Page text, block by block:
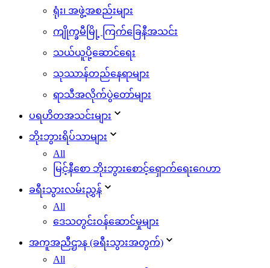
ရုံး၊ အဖွဲ့အစည်းများ
ကျိုက္ခမီမြို့ ကြက်ခြေနီအသင်း
သယ်ယူပို့ဆောင်ရေး
သုဿာန်တည်နေရာများ
ရာသီအလိုက်ပွဲတော်များ
ပရဟိတအသင်းများ
ဘိုးဘွားရိပ်သာများ
All
မြင့်နီစော ဘိုးဘွားစောင့်ရှောက်ရေးဂေဟာ
ခရီးသွားလမ်းညွှန်
All
ဒေသတွင်းဝန်ဆောင်မှုများ
အကူအညီဌာန (ခရီးသွားအတွက်)
All